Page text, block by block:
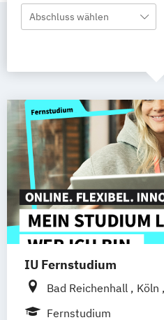
Abschluss wählen
IU Fernstudium
Bad Reichenhall Köln
Kiel
Frankfurt am Main
Fernstudium